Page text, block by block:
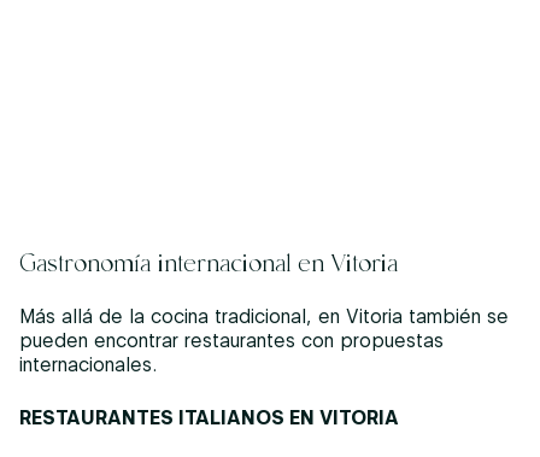
Gastronomía internacional en Vitoria
Más allá de la cocina tradicional, en Vitoria también se
pueden encontrar restaurantes con propuestas
internacionales.
RESTAURANTES ITALIANOS EN VITORIA